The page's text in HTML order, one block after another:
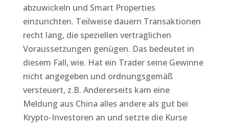
abzuwickeln und Smart Properties
einzurichten. Teilweise dauern Transaktionen
recht lang, die speziellen vertraglichen
Voraussetzungen genügen. Das bedeutet in
diesem Fall, wie. Hat ein Trader seine Gewinne
nicht angegeben und ordnungsgemäß
versteuert, z.B. Andererseits kam eine
Meldung aus China alles andere als gut bei
Krypto-Investoren an und setzte die Kurse